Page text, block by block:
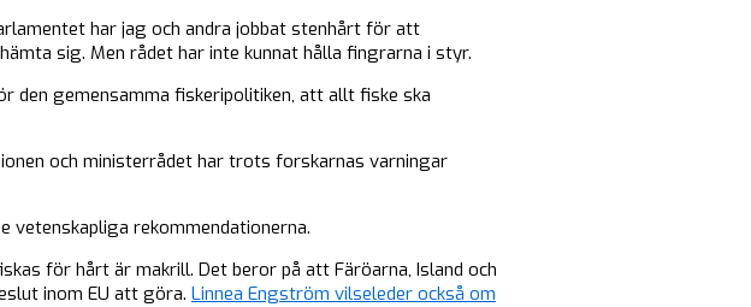
har jag och andra jobbat stenhårt för att
sig. Men rådet har inte kunnat hålla fingrarna i styr.
gemensamma fiskeripolitiken, att allt fiske ska
och ministerrådet har trots forskarnas varningar
vetenskapliga rekommendationerna.
för hårt är makrill. Det beror på att Färöarna, Island och
inom EU att göra. Linnea Engström vilseleder också om